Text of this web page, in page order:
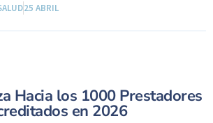
25 ABRIL
Hacia los 1000 Prestadores
en 2026